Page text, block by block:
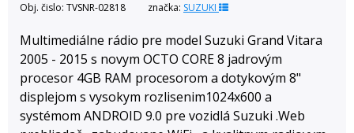
Obj. čislo: TVSNR-02818 značka: SUZUKI
Multimediálne rádio pre model Suzuki Grand Vitara
2005 - 2015 s novym OCTO CORE 8 jadrovým
procesor 4GB RAM procesorom a dotykovým 8"
displejom s vysokym rozlisenim1024x600 a
systémom ANDROID 9.0 pre vozidlá Suzuki .Web